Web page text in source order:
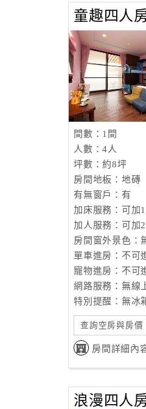
童趣四人
間數：1間
人數：4人
坪數：約8坪
房間地板：地磚
有無窗戶：有
加床服務：可加
加人服務：可加
房間窗外景色：
單車進房：不可
寵物進房：不可
網路服務：無線
特別提醒：無冰
查詢空房與房價
房間詳細內
浪漫四人